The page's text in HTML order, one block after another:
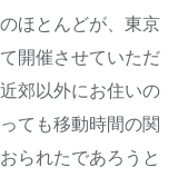
ほとんどが、東京
開催させていただ
郊以外にお住いの
ても移動時間の関
られたであろうと